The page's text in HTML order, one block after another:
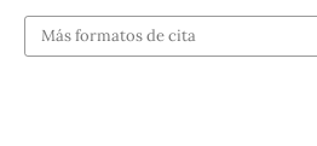
Más formatos de cita